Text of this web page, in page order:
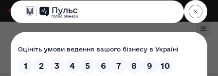
Для слабозорих|